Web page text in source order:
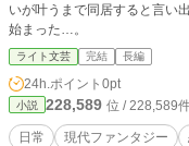
いが叶うまで同居すると言い出して？！ なんとも強引に猫
始まった…。
ライト文芸 完結 長編
24h.ポイント 0pt
小説 228,589 位 / 228,589
日常 現代ファンタジー